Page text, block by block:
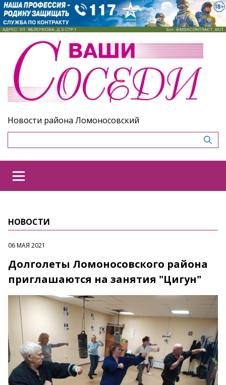
Новости района Ломоносовский
НОВОСТИ
06 МАЯ 2021
Долголеты Ломоносовского района
приглашаются на занятия "Цигун"